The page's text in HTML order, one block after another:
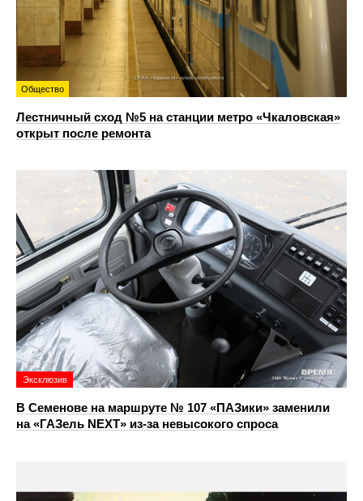
Общество
Лестничный сход №5 на станции метро «Чкаловская»
открыт после ремонта
Эксклюзив
В Семенове на маршруте № 107 «ПАЗики» заменили
на «ГАЗель NEXT» из‑за невысокого спроса